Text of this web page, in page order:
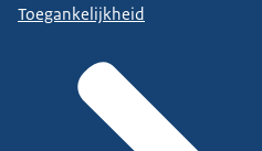
Toegankelijkheid